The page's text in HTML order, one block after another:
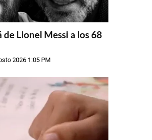
de Lionel Messi a los 68
2026 1:05 PM